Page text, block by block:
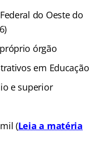
do Oeste do
órgão
em Educação
e superior
(Leia a matéria